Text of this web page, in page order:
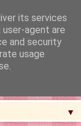
▼
its services
user-agent are
and security
usage